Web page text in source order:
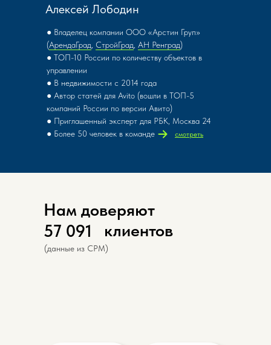
Чтобы посмотреть следующий объект
листайте слайдер
Квартира
Самара
● Владелец компании ООО «Арстин Груп»
(АрендаГрад СтройГрад АН Ренград)
● ТОП-10 России по количеству объектов в
управлении
● В недвижимости с 2014 года
● Автор статей для Avito (вошли в ТОП-5
компаний России по версии Авито)
● Приглашенный эксперт для РБК, Москва 24
● Более 50 человек в команде
Алексей Лободин
смотреть
(данные из СРМ)
Нам доверяют
57 091
клиентов